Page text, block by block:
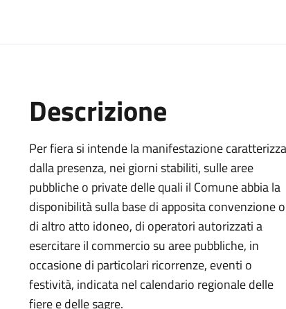
Descrizione
Per fiera si intende la manifestazione
dalla presenza, nei giorni stabiliti, sulle aree
pubbliche o private delle quali il Comune abbia la
disponibilità sulla base di apposita convenzione o
di altro atto idoneo, di operatori autorizzati a
esercitare il commercio su aree pubbliche, in
occasione di particolari ricorrenze, eventi o
festività, indicata nel calendario regionale delle
fiere e delle sagre.